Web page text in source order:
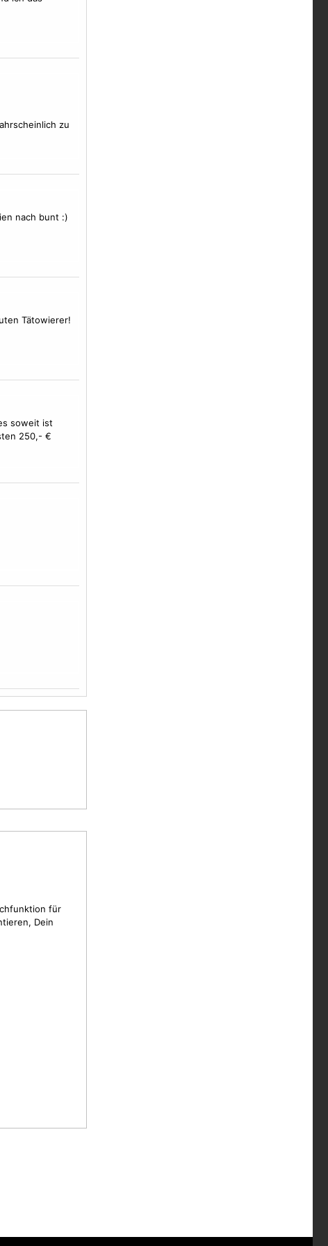
zu
nach bunt :)
Tätowierer!
soweit ist
250,- €
für
Dein